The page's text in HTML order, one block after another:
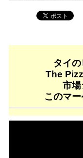
タイ
The
市
このマ